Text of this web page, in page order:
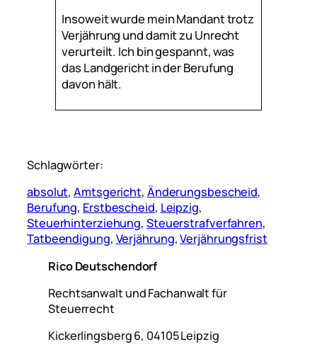
Insoweit wurde mein Mandant trotz
Verjährung und damit zu Unrecht
verurteilt. Ich bin gespannt, was
das Landgericht in der Berufung
davon hält.
Schlagwörter:
absolut, Amtsgericht, Änderungsbescheid
Berufung, Erstbescheid, Leipzig
Steuerhinterziehung, Steuerstrafverfahren
Tatbeendigung, Verjährung, Verjährungsfrist
Rico Deutschendorf
Rechtsanwalt und Fachanwalt für
Steuerrecht
Kickerlingsberg 6, 04105 Leipzig